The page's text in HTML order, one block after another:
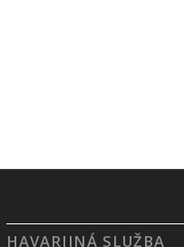
HAVARIJNÁ SLUŽBA